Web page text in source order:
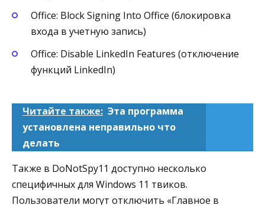
Office: Block Signing Into Office (блокировка
входа в учетную запись)
Office: Disable LinkedIn Features (отключение
функций LinkedIn)
Читайте также: Эта программа
установлена неправильно что
делать
Также в DoNotSpy11 доступно несколько
специфичных для Windows 11 твиков.
Пользователи могут отключить «Главное в